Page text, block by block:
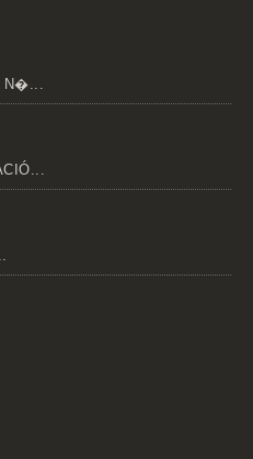
N�...